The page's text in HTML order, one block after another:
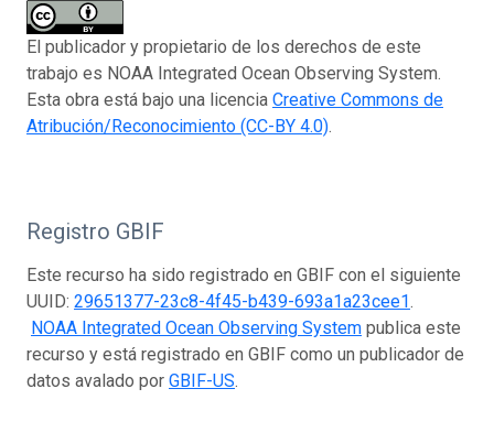
El publicador y propietario de los derechos de este
trabajo es NOAA Integrated Ocean Observing System.
Esta obra está bajo una licencia Creative Commons de
Atribución/Reconocimiento (CC-BY 4.0).
Registro GBIF
Este recurso ha sido registrado en GBIF con el siguiente
UUID: 29651377-23c8-4f45-b439-693a1a23cee1.
NOAA Integrated Ocean Observing System publica este
recurso y está registrado en GBIF como un publicador de
datos avalado por GBIF-US.